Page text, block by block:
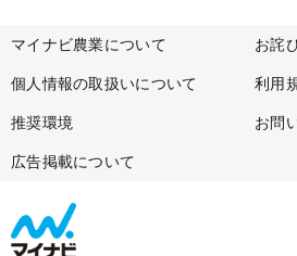
マイナビ農業について お詫
個人情報の取扱いについて 利用
推奨環境 お問
広告掲載について